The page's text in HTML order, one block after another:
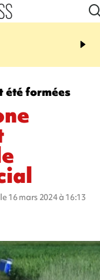
20:44
rouée de coups,
été formées
16 mars 2024 à 16:13